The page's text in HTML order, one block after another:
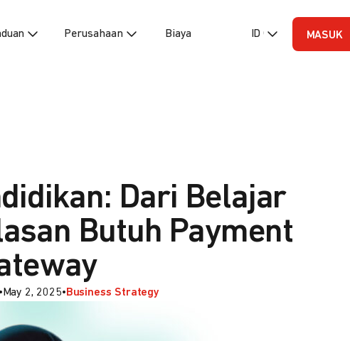
Perusahaan Biaya ID (Bahasa Indonesia)
MASUK
Dari Belajar
Butuh Payment
• May 2, 2025•Business Strategy